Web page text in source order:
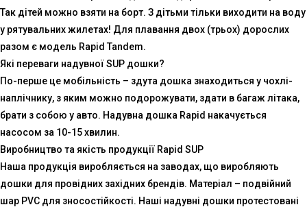
Так дітей можно взяти на борт. З дітьми тільки виходити на воду
у рятувальних жилетах! Для плавання двох (трьох) дорослих
разом є модель Rapid Tandem.
Які переваги надувної SUP дошки?
По-перше це мобільність – здута дошка знаходиться у чохлі-
наплічнику, з яким можно подорожувати, здати в багаж літака,
брати з собою у авто. Надувна дошка Rapid накачується
насосом за 10-15 хвилин.
Виробництво та якість продукції Rapid SUP
Наша продукція виробляється на заводах, що виробляють
дошки для провідних західних брендів. Матеріал – подвійний
шар PVC для зносостійкості. Наші надувні дошки протестовані